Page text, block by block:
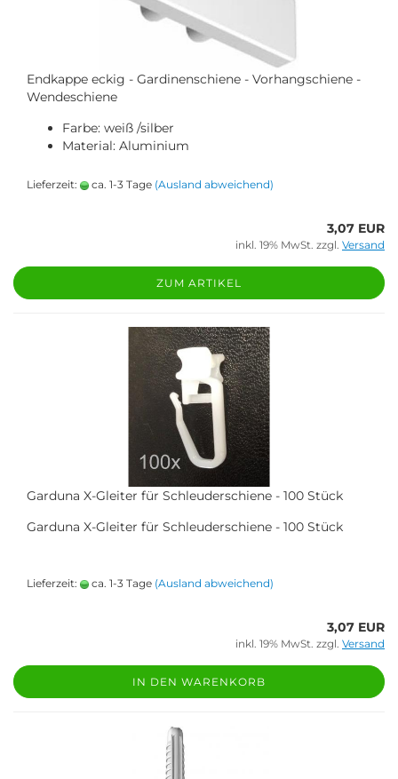
Endkappe eckig - Gardinenschiene - Vorhangschiene -
Wendeschiene
Farbe: weiß /silber
Material: Aluminium
Lieferzeit: ca. 1-3 Tage (Ausland abweichend)
3,07 EUR
inkl. 19% MwSt. zzgl. Versand
ZUM ARTIKEL
Garduna X-Gleiter für Schleuderschiene - 100 Stück
Garduna X-Gleiter für Schleuderschiene - 100 Stück
Lieferzeit: ca. 1-3 Tage (Ausland abweichend)
3,07 EUR
inkl. 19% MwSt. zzgl. Versand
IN DEN WARENKORB